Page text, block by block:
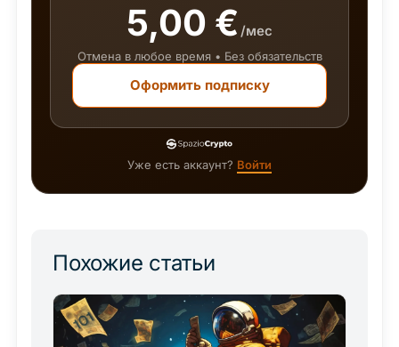
5,00 € /мес
Отмена в любое время • Без обязательств
Оформить подписку
Уже есть аккаунт? Войти
Похожие статьи